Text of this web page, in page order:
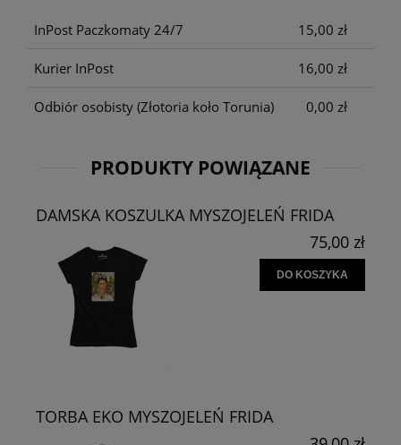
InPost Paczkomaty 24/7 15,00 zł
Kurier InPost 16,00 zł
Odbiór osobisty (Złotoria koło Torunia) 0,00 zł
PRODUKTY POWIĄZANE
DAMSKA KOSZULKA MYSZOJELEŃ FRIDA
75,00 zł
DO KOSZYKA
TORBA EKO MYSZOJELEŃ FRIDA